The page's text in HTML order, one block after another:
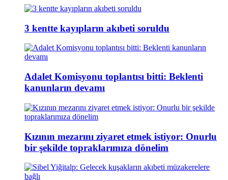
3 kentte kayıpların akıbeti soruldu
Adalet Komisyonu toplantısı bitti: Beklenti
kanunların devamı
Kızının mezarını ziyaret etmek istiyor: Onurlu
bir şekilde topraklarımıza dönelim